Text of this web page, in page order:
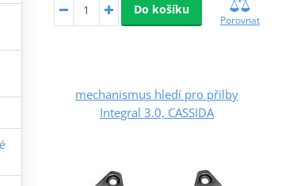
Do košíku
Porovnat
mechanismus hledí pro přilby
Integral 3.0, CASSIDA